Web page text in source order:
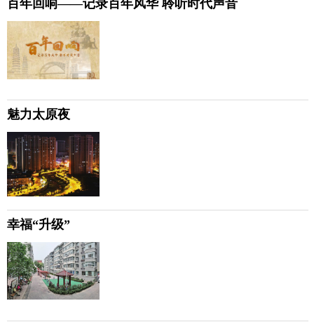
百年回响——记录百年风华 聆听时代声音
魅力太原夜
幸福“升级”